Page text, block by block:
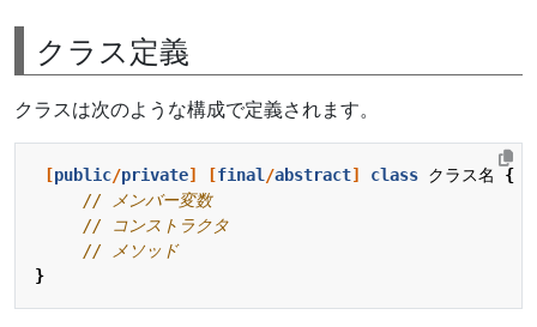
クラス定義
クラスは次のような構成で定義されます。
[public/private] [final /abstract] class クラス名
{
// メンバー変数
// コンストラクタ
// メソッド
}